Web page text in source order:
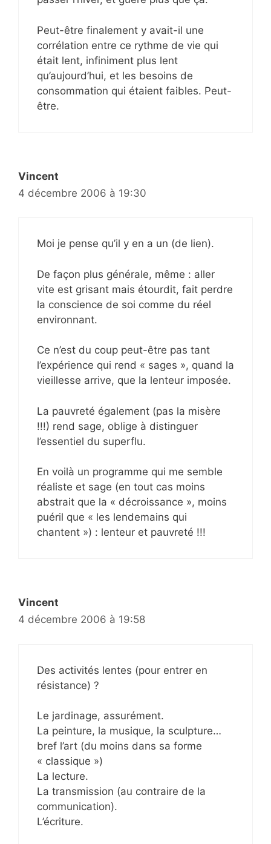
Peut-être finalement y avait-il une
corrélation entre ce rythme de vie qui
était lent, infiniment plus lent
qu’aujourd’hui, et les besoins de
consommation qui étaient faibles. Peut-
être.
Vincent
4 décembre 2006 à 19:30
Moi je pense qu’il y en a un (de lien).
De façon plus générale, même : aller
vite est grisant mais étourdit, fait perdre
la conscience de soi comme du réel
environnant.
Ce n’est du coup peut-être pas tant
l’expérience qui rend « sages », quand la
vieillesse arrive, que la lenteur imposée.
La pauvreté également (pas la misère
!!!) rend sage, oblige à distinguer
l’essentiel du superflu.
En voilà un programme qui me semble
réaliste et sage (en tout cas moins
abstrait que la « décroissance », moins
puéril que « les lendemains qui
chantent ») : lenteur et pauvreté !!!
Vincent
4 décembre 2006 à 19:58
Des activités lentes (pour entrer en
résistance) ?
Le jardinage, assurément.
La peinture, la musique, la sculpture…
bref l’art (du moins dans sa forme
« classique »)
La lecture.
La transmission (au contraire de la
communication).
L’écriture.